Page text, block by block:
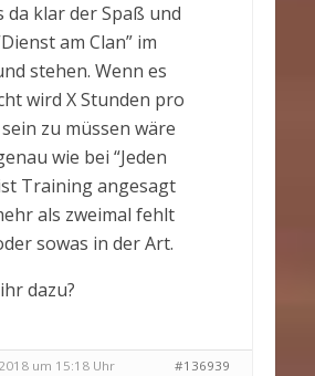
da klar der Spaß und
am Clan” im
stehen. Wenn es
wird X Stunden pro
zu müssen wäre
wie bei “Jeden
Training angesagt
als zweimal fehlt
sowas in der Art.
dazu?
um 15:18 Uhr #136939